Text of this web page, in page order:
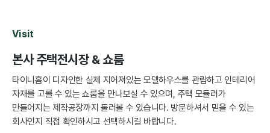
설계사례
설계사례
Visit
본사 주택전시장 & 쇼룸
타이니홈이 디자인한 실제 지어져있는 모델하우스를 관람하고 인테리어
자재를 고를 수 있는 쇼룸을 만나보실 수 있으며, 주택 모듈러가
만들어지는 제작공장까지 둘러볼 수 있습니다. 방문하셔서 믿을 수 있는
회사인지 직접 확인하시고 선택하시길 바랍니다.